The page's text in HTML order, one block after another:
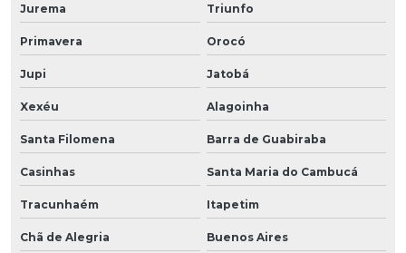
Jurema Triunfo
Primavera Orocó
Jupi Jatobá
Xexéu Alagoinha
Santa Filomena Barra de Guabiraba
Casinhas Santa Maria do Cambucá
Tracunhaém Itapetim
Chã de Alegria Buenos Aires